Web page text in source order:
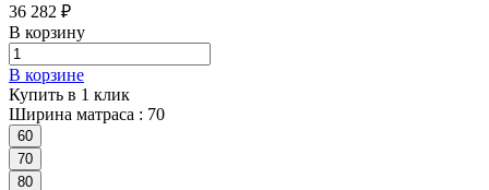
36 282 ₽
В корзину
В корзине
Купить в 1 клик
Ширина матраса : 70
60
70
80